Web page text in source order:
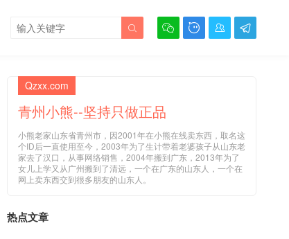
   

Qzxx.com
青州小熊--坚持只做正品
小熊老家山东省青州市，因2001年在小熊在线卖东西，取名这
个ID后一直使用至今，2003年为了生计带着老婆孩子从山东老
家去了汉口，从事网络销售，2004年搬到广东，2013年为了
女儿上学又从广州搬到了清远，一个在广东的山东人，一个在
网上卖东西交到很多朋友的山东人。
热点文章